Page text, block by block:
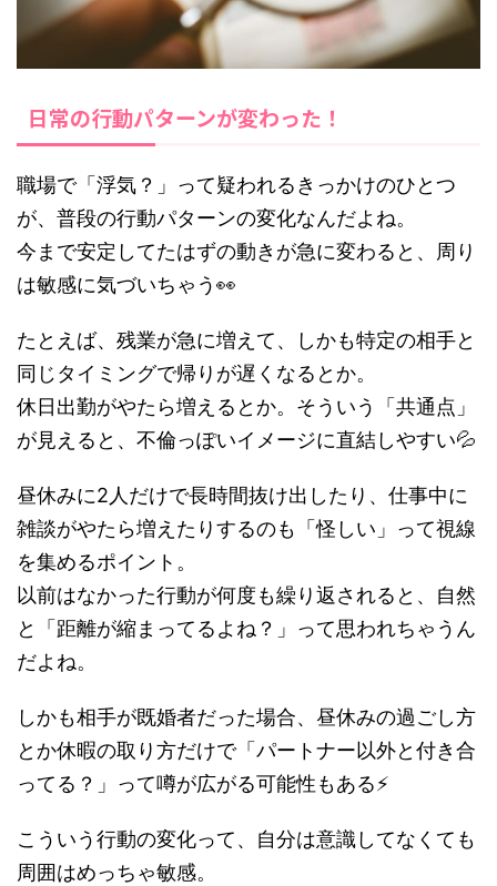
日常の行動パターンが変わった！
職場で「浮気？」って疑われるきっかけのひとつ
が、普段の行動パターンの変化なんだよね。
今まで安定してたはずの動きが急に変わると、周り
は敏感に気づいちゃう👀
たとえば、残業が急に増えて、しかも特定の相手と
同じタイミングで帰りが遅くなるとか。
休日出勤がやたら増えるとか。そういう「共通点」
が見えると、不倫っぽいイメージに直結しやすい💦
昼休みに2人だけで長時間抜け出したり、仕事中に
雑談がやたら増えたりするのも「怪しい」って視線
を集めるポイント。
以前はなかった行動が何度も繰り返されると、自然
と「距離が縮まってるよね？」って思われちゃうん
だよね。
しかも相手が既婚者だった場合、昼休みの過ごし方
とか休暇の取り方だけで「パートナー以外と付き合
ってる？」って噂が広がる可能性もある⚡
こういう行動の変化って、自分は意識してなくても
周囲はめっちゃ敏感。